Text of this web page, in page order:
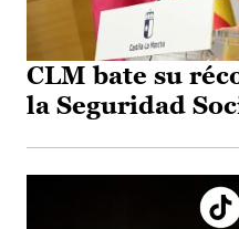
CLM bate su
la Seguridad